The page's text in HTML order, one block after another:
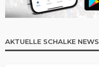
AKTUELLE SCHALKE NEWS